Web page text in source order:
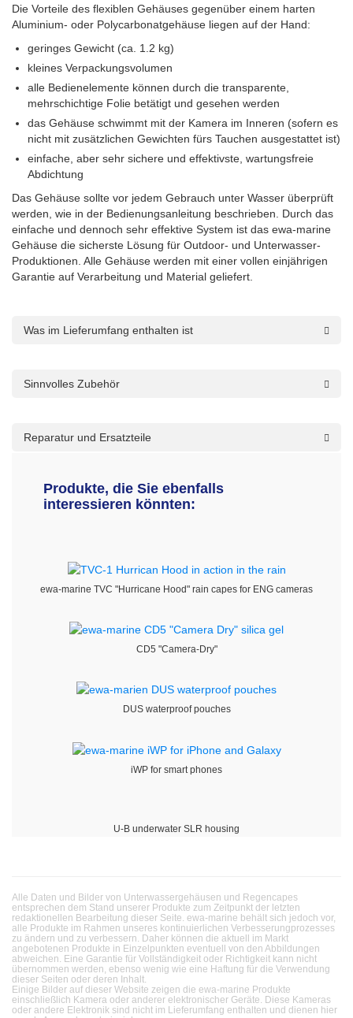
Die Vorteile des flexiblen Gehäuses gegenüber einem harten
Aluminium- oder Polycarbonatgehäuse liegen auf der Hand:
geringes Gewicht (ca. 1.2 kg)
kleines Verpackungsvolumen
alle Bedienelemente können durch die transparente,
mehrschichtige Folie betätigt und gesehen werden
das Gehäuse schwimmt mit der Kamera im Inneren (sofern es
nicht mit zusätzlichen Gewichten fürs Tauchen ausgestattet ist)
einfache, aber sehr sichere und effektivste, wartungsfreie
Abdichtung
Das Gehäuse sollte vor jedem Gebrauch unter Wasser überprüft
werden, wie in der Bedienungsanleitung beschrieben. Durch das
einfache und dennoch sehr effektive System ist das ewa-marine
Gehäuse die sicherste Lösung für Outdoor- und Unterwasser-
Produktionen. Alle Gehäuse werden mit einer vollen einjährigen
Garantie auf Verarbeitung und Material geliefert.
Was im Lieferumfang enthalten ist
Sinnvolles Zubehör
Reparatur und Ersatzteile
Produkte, die Sie ebenfalls
interessieren könnten:
ewa-marine TVC "Hurricane Hood" rain capes for ENG cameras
CD5 "Camera-Dry"
DUS waterproof pouches
iWP for smart phones
U-B underwater SLR housing
Alle Daten und Bilder von Unterwassergehäusen und Regencapes
entsprechen dem Stand unserer Produkte zum Zeitpunkt der letzten
redaktionellen Bearbeitung dieser Seite. ewa-marine behält sich jedoch vor,
alle Produkte im Rahmen unseres kontinuierlichen Verbesserungprozesses
zu ändern und zu verbessern. Daher können die aktuell im Markt
angebotenen Produkte in Einzelpunkten eventuell von den Abbildungen
abweichen. Eine Garantie für Vollständigkeit oder Richtigkeit kann nicht
übernommen werden, ebenso wenig wie eine Haftung für die Verwendung
dieser Seiten oder deren Inhalt.
Einige Bilder auf dieser Website zeigen die ewa-marine Produkte
einschließlich Kamera oder anderer elektronischer Geräte. Diese Kameras
oder andere Elektronik sind nicht im Lieferumfang enthalten und dienen hier